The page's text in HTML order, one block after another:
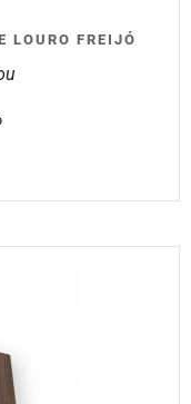
LOURO FREIJÓ